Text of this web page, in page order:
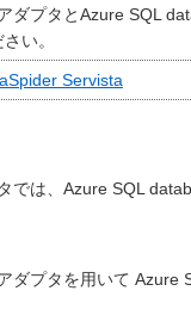
ダプタとAzure SQL
い。
Servista
では、Azure SQL
ダプタを用いて Azure